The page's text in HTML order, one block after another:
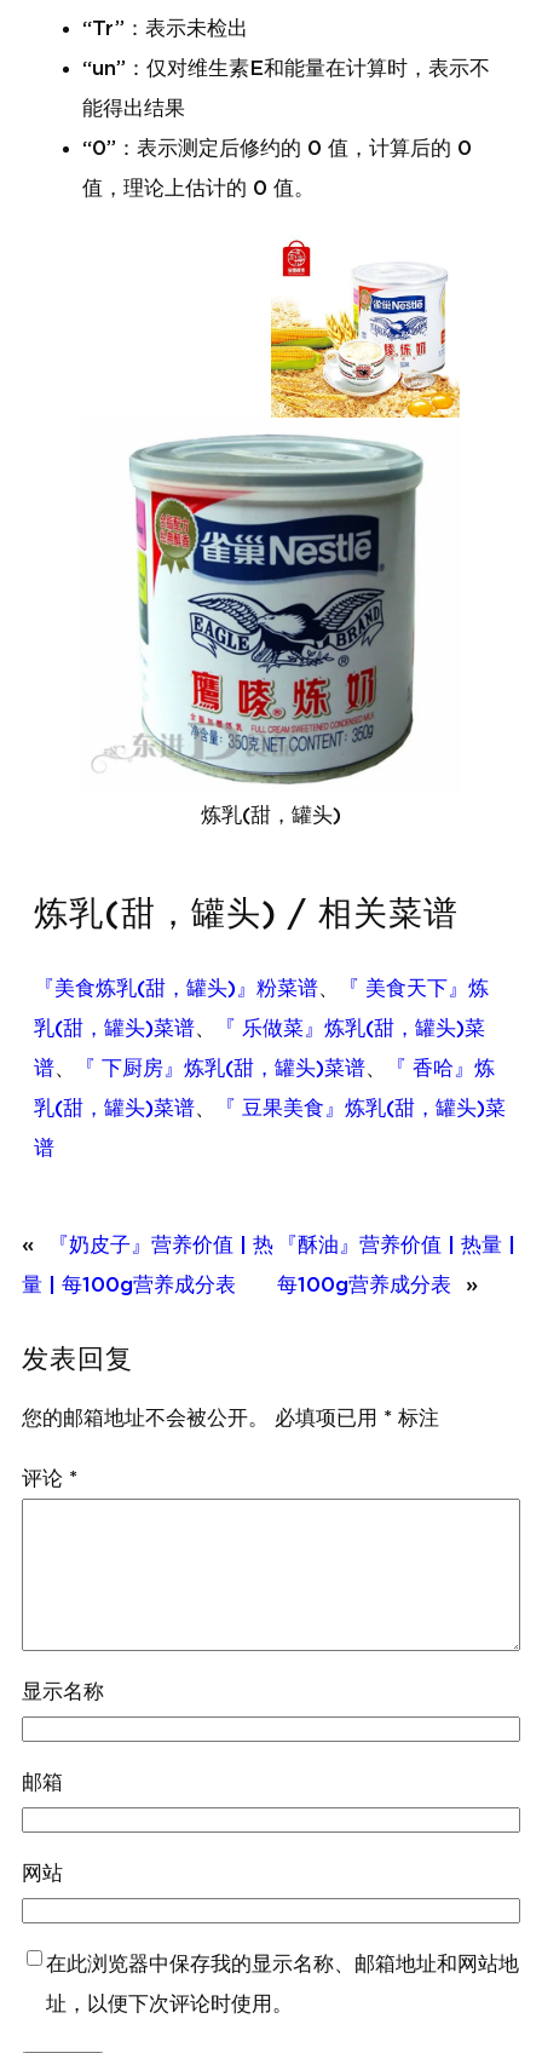
“Tr”：表示未检出
“un”：仅对维生素E和能量在计算时，表示不
能得出结果
“0”：表示测定后修约的 0 值，计算后的 0
值，理论上估计的 0 值。
炼乳(甜，罐头)
炼乳(甜，罐头) / 相关菜谱
『美食炼乳(甜，罐头)』粉菜谱、
『 美食天下』炼
乳(甜，罐头)菜谱、
『 乐做菜』炼乳(甜，罐头)菜
谱、 『 下厨房』炼乳(甜，罐头)菜谱、
『 香哈』炼
乳(甜，罐头)菜谱、
『 豆果美食』炼乳(甜，罐头)菜
谱
«
『奶皮子』营养价值 | 热
量 | 每100g营养成分表
『酥油』营养价值 | 热量 |
每100g营养成分表
»
发表回复
您的邮箱地址不会被公开。 必填项已用 * 标注
评论 *
显示名称
邮箱
网站
在此浏览器中保存我的显示名称、邮箱地址和网站地
址，以便下次评论时使用。